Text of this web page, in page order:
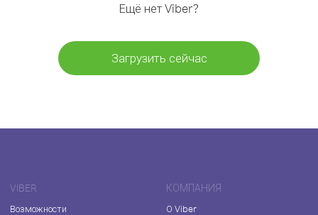
Ещё нет Viber?
Загрузить сейчас
VIBER
Возможности
КОМПАНИЯ
О Viber